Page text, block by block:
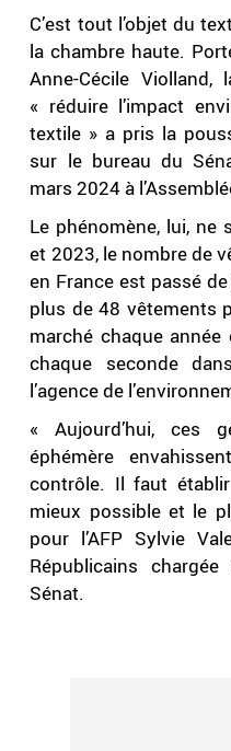
C’est tout l’objet du
la chambre haute.
Anne-Cécile
« réduire l’impact
textile » a pris la
sur le bureau du
mars 2024 à
Le phénomène, lui, ne
et 2023, le nombre de
en France est passé
plus de 48 vêtements
marché chaque
chaque seconde
l’agence de
« Aujourd’hui, ces
éphémère
contrôle. Il faut
mieux possible et le
pour l’AFP Sylvie
Républicains
Sénat.